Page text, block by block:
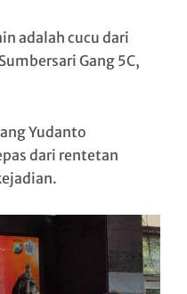
adalah cucu dari
Gang 5C,
Yudanto
dari rentetan